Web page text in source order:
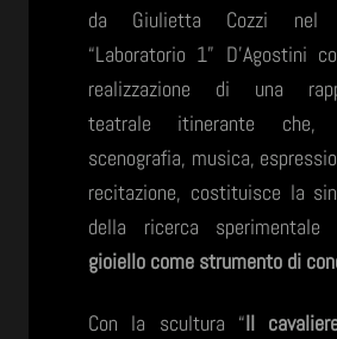
da Giulietta Cozzi nel
“Laboratorio 1” D’Agostini
realizzazione di una
teatrale itinerante che,
scenografia, musica,
recitazione, costituisce la
della ricerca
gioiello come strumento di
Con la scultura “Il